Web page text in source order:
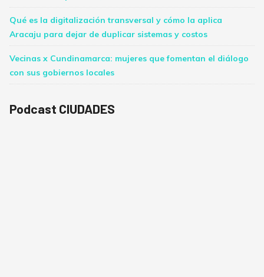
Qué es la digitalización transversal y cómo la aplica
Aracaju para dejar de duplicar sistemas y costos
Vecinas x Cundinamarca: mujeres que fomentan el diálogo
con sus gobiernos locales
Podcast CIUDADES